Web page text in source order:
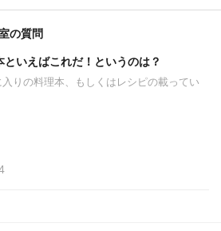
の質問
といえばこれだ！というのは？
入りの料理本、もしくはレシピの載ってい